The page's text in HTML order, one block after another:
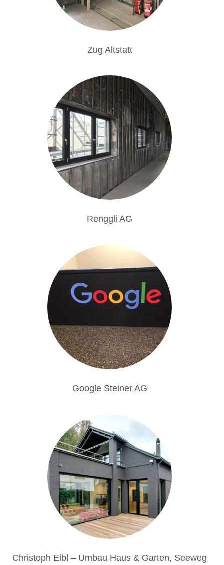
Zug Altstatt
Renggli AG
Google Steiner AG
Christoph Eibl – Umbau Haus & Garten, Seeweg